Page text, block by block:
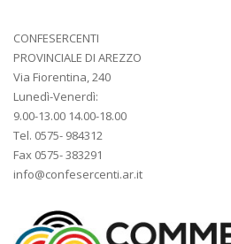
CONFESERCENTI
PROVINCIALE DI AREZZO
Via Fiorentina, 240
Lunedì-Venerdì:
9.00-13.00 14.00-18.00
Tel. 0575- 984312
Fax 0575- 383291
info@confesercenti.ar.it